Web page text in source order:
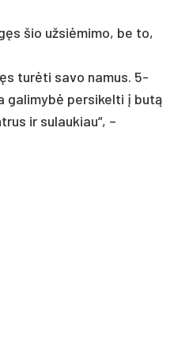
šio užsiėmimo, be to,
turėti savo namus. 5-
galimybė persikelti į butą
ir sulaukiau“, –